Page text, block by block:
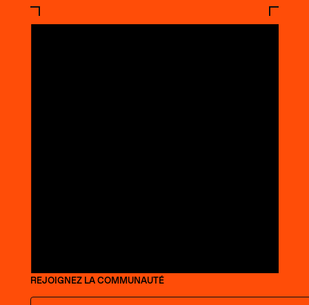
REJOIGNEZ LA COMMUNAUTÉ